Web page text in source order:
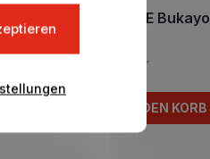
Box MyJersey ANGLIE Bukayo
Auf Lager
IN DEN KORB